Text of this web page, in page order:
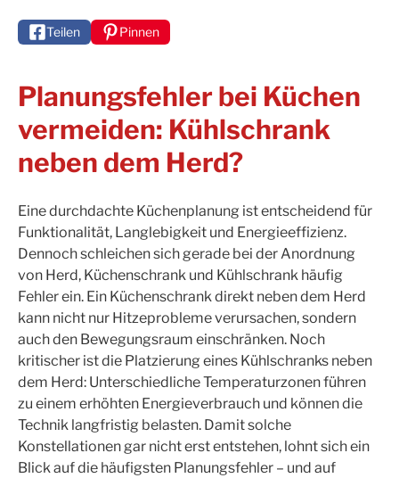
Teilen Pinnen
Planungsfehler bei Küchen
vermeiden: Kühlschrank
neben dem Herd?
Eine durchdachte Küchenplanung ist entscheidend für
Funktionalität, Langlebigkeit und Energieeffizienz.
Dennoch schleichen sich gerade bei der Anordnung
von Herd, Küchenschrank und Kühlschrank häufig
Fehler ein. Ein Küchenschrank direkt neben dem Herd
kann nicht nur Hitzeprobleme verursachen, sondern
auch den Bewegungsraum einschränken. Noch
kritischer ist die Platzierung eines Kühlschranks neben
dem Herd: Unterschiedliche Temperaturzonen führen
zu einem erhöhten Energieverbrauch und können die
Technik langfristig belasten. Damit solche
Konstellationen gar nicht erst entstehen, lohnt sich ein
Blick auf die häufigsten Planungsfehler – und auf